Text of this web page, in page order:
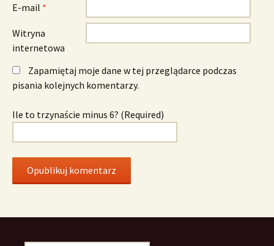
E-mail *
Witryna
internetowa
Zapamiętaj moje dane w tej przeglądarce podczas
pisania kolejnych komentarzy.
Ile to trzynaście minus 6? (Required)